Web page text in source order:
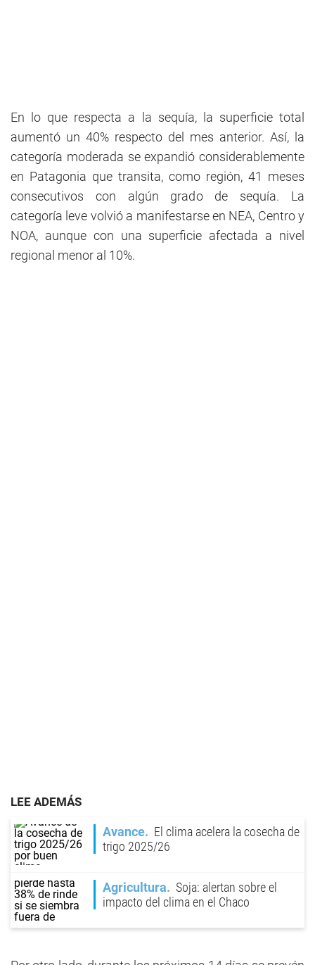
En lo que respecta a la sequía, la superficie total
aumentó un 40% respecto del mes anterior. Así, la
categoría moderada se expandió considerablemente
en Patagonia que transita, como región, 41 meses
consecutivos con algún grado de sequía. La
categoría leve volvió a manifestarse en NEA, Centro y
NOA, aunque con una superficie afectada a nivel
regional menor al 10%.
LEE ADEMÁS
Avance
El clima acelera la cosecha de
trigo 2025/26
Agricultura
Soja: alertan sobre el
impacto del clima en el Chaco